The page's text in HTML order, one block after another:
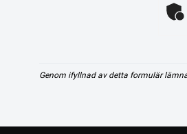
Genom ifyllnad av detta formulär